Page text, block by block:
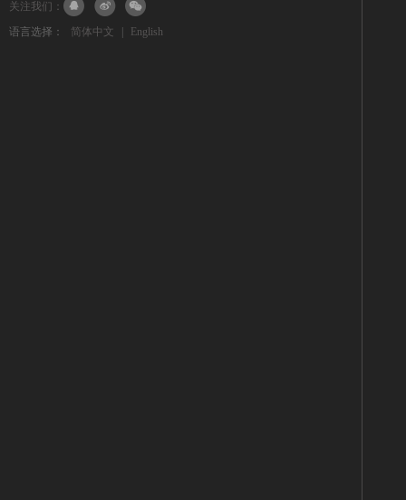
关注我们：
语言选择：
简体中文 | English